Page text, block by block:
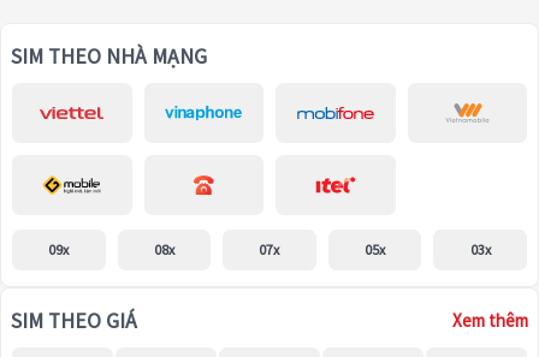
SIM THEO NHÀ MẠNG
09x 08x 07x 05x 03x
SIM THEO GIÁ Xem thêm